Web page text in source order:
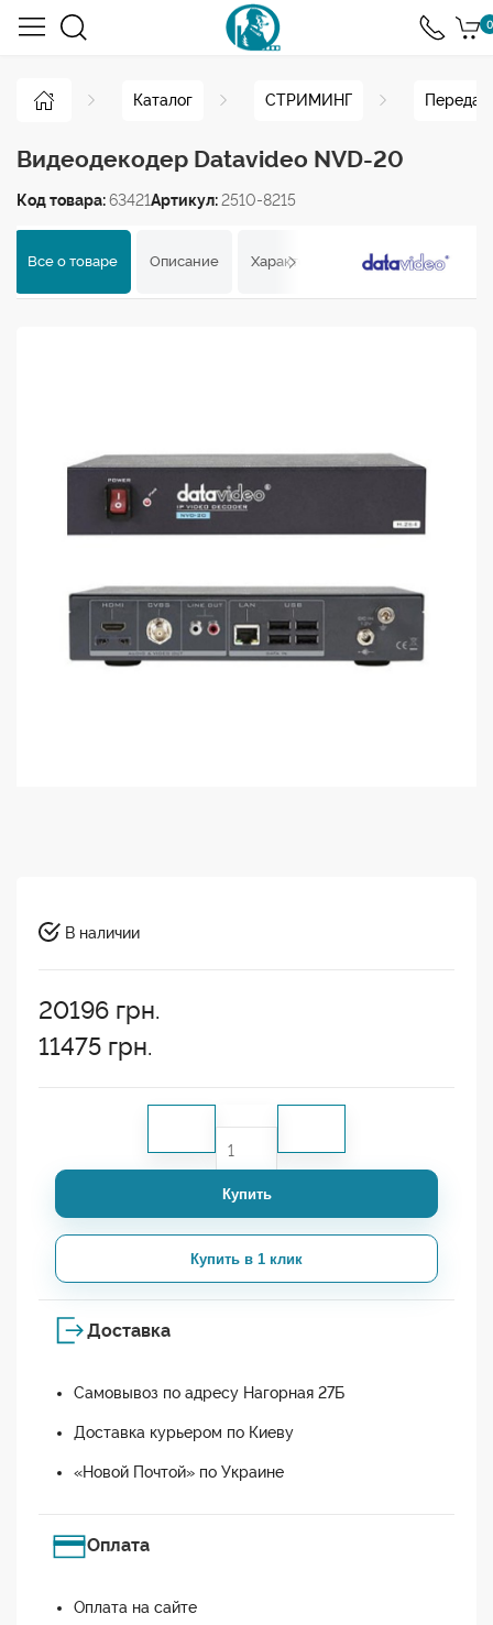
0
Каталог СТРИМИНГ
Видеодекодер Datavideo NVD-20
Код товара:63421Артикул:2510-8215
Все о товаре Описание Характеристики Отзывы
В наличии
20196 грн.
11475 грн.
Купить
Купить в 1 клик
Доставка
Самовывоз по адресу Нагорная 27Б
Доставка курьером по Киеву
«Новой Почтой» по Украине
Оплата
Оплата на сайте